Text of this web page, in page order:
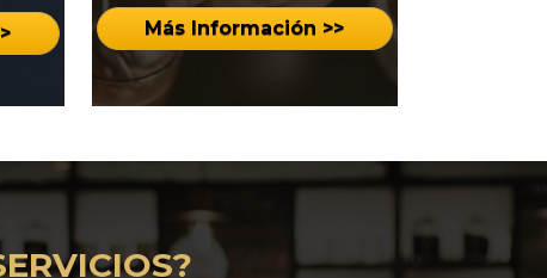
Más Información >>